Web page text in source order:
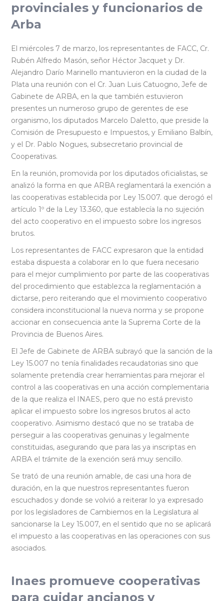
provinciales y funcionarios de
Arba
El miércoles 7 de marzo, los representantes de FACC, Cr.
Rubén Alfredo Masón, señor Héctor Jacquet y Dr.
Alejandro Darío Marinello mantuvieron en la ciudad de la
Plata una reunión con el Cr. Juan Luis Catuogno, Jefe de
Gabinete de ARBA, en la que también estuvieron
presentes un numeroso grupo de gerentes de ese
organismo, los diputados Marcelo Daletto, que preside la
Comisión de Presupuesto e Impuestos, y Emiliano Balbín,
y el Dr. Pablo Nogues, subsecretario provincial de
Cooperativas.
En la reunión, promovida por los diputados oficialistas, se
analizó la forma en que ARBA reglamentará la exención a
las cooperativas establecida por Ley 15.007. que derogó el
artículo 1º de la Ley 13.360, que establecía la no sujeción
del acto cooperativo en el impuesto sobre los ingresos
brutos.
Los representantes de FACC expresaron que la entidad
estaba dispuesta a colaborar en lo que fuera necesario
para el mejor cumplimiento por parte de las cooperativas
del procedimiento que establezca la reglamentación a
dictarse, pero reiterando que el movimiento cooperativo
considera inconstitucional la nueva norma y se propone
accionar en consecuencia ante la Suprema Corte de la
Provincia de Buenos Aires.
El Jefe de Gabinete de ARBA subrayó que la sanción de la
Ley 15.007 no tenía finalidades recaudatorias sino que
solamente pretendía crear herramientas para mejorar el
control a las cooperativas en una acción complementaria
de la que realiza el INAES, pero que no está previsto
aplicar el impuesto sobre los ingresos brutos al acto
cooperativo. Asimismo destacó que no se trataba de
perseguir a las cooperativas genuinas y legalmente
constituidas, asegurando que para las ya inscriptas en
ARBA el trámite de la exención será muy sencillo.
Se trató de una reunión amable, de casi una hora de
duración, en la que nuestros representantes fueron
escuchados y donde se volvió a reiterar lo ya expresado
por los legisladores de Cambiemos en la Legislatura al
sancionarse la Ley 15.007, en el sentido que no se aplicará
el impuesto a las cooperativas en las operaciones con sus
asociados.
Inaes promueve cooperativas
para cuidar ancianos y